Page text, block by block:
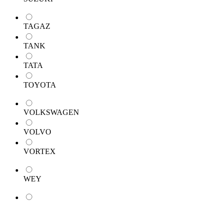
TAGAZ
TANK
TATA
TOYOTA
VOLKSWAGEN
VOLVO
VORTEX
WEY